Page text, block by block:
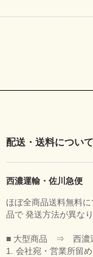
配送・送料について
西濃運輸・佐川急便
ほぼ全商品送料無料
品で 発送方法が異な
■ 大型商品 ⇒ 西濃運
1. 会社宛・営業所留